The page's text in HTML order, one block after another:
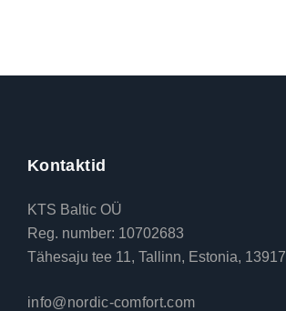
Kontaktid
KTS Baltic OÜ
Reg. number: 10702683
Tähesaju tee 11, Tallinn, Estonia, 13917
info@nordic-comfort.com